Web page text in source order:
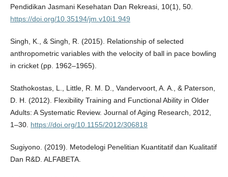
Pendidikan Jasmani Kesehatan Dan Rekreasi, 10(1), 50.
https://doi.org/10.35194/jm.v10i1.949
Singh, K., & Singh, R. (2015). Relationship of selected
anthropometric variables with the velocity of ball in pace bowling
in cricket (pp. 1962–1965).
Stathokostas, L., Little, R. M. D., Vandervoort, A. A., & Paterson,
D. H. (2012). Flexibility Training and Functional Ability in Older
Adults: A Systematic Review. Journal of Aging Research, 2012,
1–30. https://doi.org/10.1155/2012/306818
Sugiyono. (2019). Metodelogi Penelitian Kuantitatif dan Kualitatif
Dan R&D. ALFABETA.